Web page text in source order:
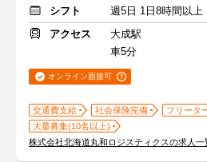
シフト
週5日 1日8時間以上
アクセス
大成駅
車5分
オンライン面接可
交通費支給 社会保険完備 フリータ
大量募集(10名以上)
株式会社北海道丸和ロジスティクスの求人一